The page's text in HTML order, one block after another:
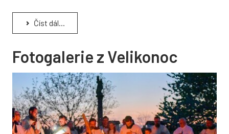
Číst dál...
Fotogalerie z Velikonoc